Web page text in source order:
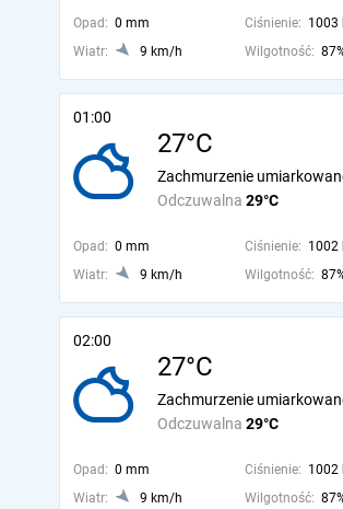
Opad: 0 mm Ciśnienie: 1003
Wiatr:
9 km/h Wilgotność:
01:00
27°C
Odczuwalna 29°C
Zachmurzenie
Opad: 0 mm Ciśnienie: 1002
Wiatr:
9 km/h Wilgotność:
02:00
27°C
Odczuwalna 29°C
Zachmurzenie
Opad: 0 mm Ciśnienie: 1002
Wiatr:
9 km/h Wilgotność: